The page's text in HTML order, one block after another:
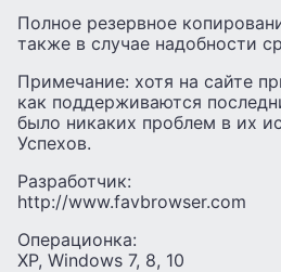
Полное резервное
также в случае надобности
Примечание: хотя на сайте
как поддерживаются
было никаких проблем в их
Успехов.
Разработчик:
http://www.favbrowser.com
Операционка:
XP, Windows 7, 8, 10